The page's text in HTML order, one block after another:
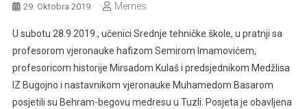
29. Oktobra 2019. Mernes
U subotu 28.9.2019., učenici Srednje tehničke škole, u pratnji sa
profesorom vjeronauke hafizom Semirom Imamovićem,
profesoricom historije Mirsadom Kulaš i predsjednikom Medžlisa
IZ Bugojno i nastavnikom vjeronauke Muhamedom Basarom
posjetili su Behram-begovu medresu u Tuzli. Posjeta je obavljena